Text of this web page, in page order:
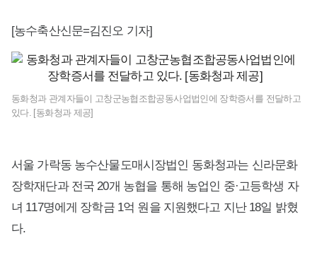
[농수축산신문=김진오 기자]
동화청과 관계자들이 고창군농협조합공동사업법인에 장학증서를 전달하고
있다. [동화청과 제공]
서울 가락동 농수산물도매시장법인 동화청과는 신라문화
장학재단과 전국 20개 농협을 통해 농업인 중·고등학생 자
녀 117명에게 장학금 1억 원을 지원했다고 지난 18일 밝혔
다.